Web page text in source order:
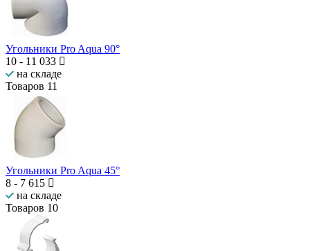
Угольники Pro Aqua 90°
10 - 11 033
на складе
Товаров 11
Угольники Pro Aqua 45°
8 - 7 615
на складе
Товаров 10